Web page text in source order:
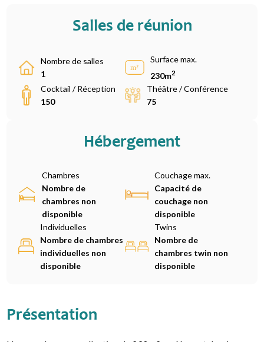
Salles de réunion
Nombre de salles
1
Surface max.
230m2
Cocktail / Réception
150
Théâtre / Conférence
75
Hébergement
Chambres
Nombre de
chambres non
disponible
Couchage max.
Capacité de
couchage non
disponible
Individuelles
Nombre de chambres
individuelles non
disponible
Twins
Nombre de
chambres twin non
disponible
Présentation